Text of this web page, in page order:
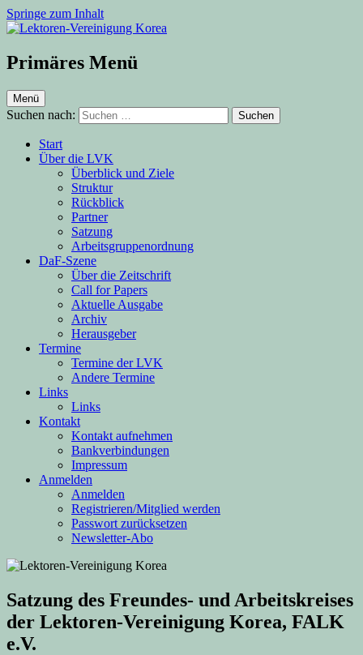
Springe zum Inhalt
Lektoren-Vereinigung Korea
Primäres Menü
Menü
Suchen nach:
Start
Über die LVK
Überblick und Ziele
Struktur
Rückblick
Partner
Satzung
Arbeitsgruppenordnung
DaF-Szene
Über die Zeitschrift
Call for Papers
Aktuelle Ausgabe
Archiv
Herausgeber
Termine
Termine der LVK
Andere Termine
Links
Links
Kontakt
Kontakt aufnehmen
Bankverbindungen
Impressum
Anmelden
Anmelden
Registrieren/Mitglied werden
Passwort zurücksetzen
Newsletter-Abo
Satzung des Freundes- und Arbeitskreises
der Lektoren-Vereinigung Korea, FALK
e.V.